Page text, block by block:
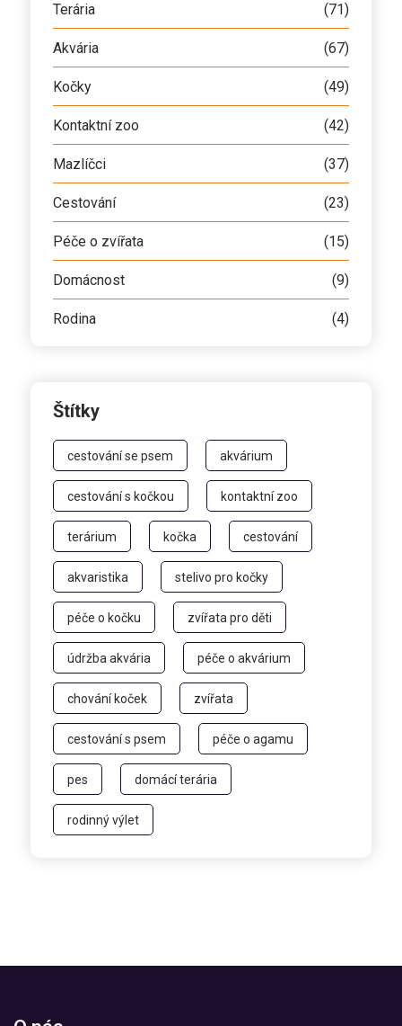
Terária (71)
Akvária (67)
Kočky (49)
Kontaktní zoo (42)
Mazlíčci (37)
Cestování (23)
Péče o zvířata (15)
Domácnost (9)
Rodina (4)
Štítky
cestování se psem akvárium
cestování s kočkou kontaktní zoo
terárium kočka cestování
akvaristika stelivo pro kočky
péče o kočku zvířata pro děti
údržba akvária péče o akvárium
chování koček zvířata
cestování s psem péče o agamu
pes domácí terária
rodinný výlet